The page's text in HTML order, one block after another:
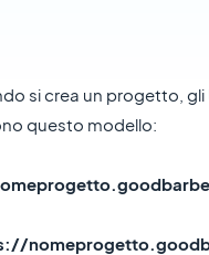
si crea un progetto, gli
questo modello: